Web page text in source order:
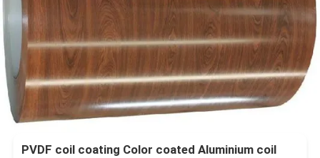
PVDF coil coating Color coated Aluminium coil